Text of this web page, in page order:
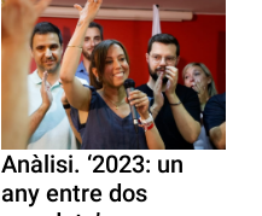
Anàlisi. ‘2023: un
any entre dos